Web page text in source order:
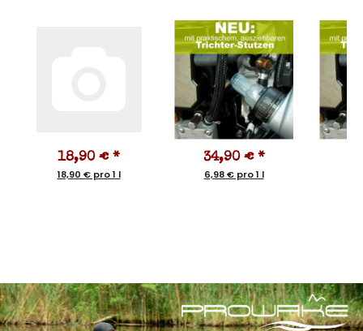
18,90 € *
18,90 € pro 1 l
34,90 € *
6,98 € pro 1 l